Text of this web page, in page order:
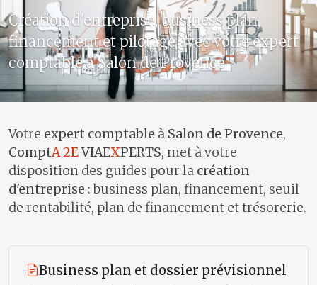
Création d'entreprise, business plan,
financement et pilotage avec votre expert
comptable à Salon de Provence
Votre expert comptable à Salon de Provence,
ComptA 2EVIAEXPERTS, met à votre
disposition des guides pour la création
d'entreprise : business plan, financement, seuil
de rentabilité, plan de financement et trésorerie.
Business plan et dossier prévisionnel